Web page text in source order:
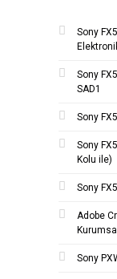
Sony
Sony
SAD1
Sony
Sony
Kolu ile)
Sony
Adobe
Sony